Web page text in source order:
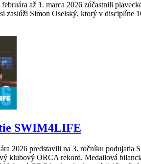
až 1. marca 2026 zúčastnili
zaslúži Simon Oselský, ktorý v disciplíne
SWIM4LIFE
2026 predstavili na 3. ročníku
klubový ORCA rekord. Medailová